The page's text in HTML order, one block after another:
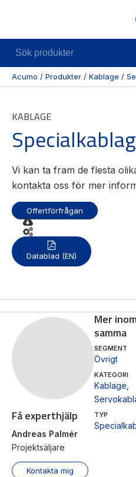
Se alla
kategorier
Se alla
produkter
Se alla
Vi hjälper gärna
till!
Offertförfrågan
/
Givare
Sök
produkter
Acumo / Produkter / Kablage /
KABLAGE
Vi kan ta fram de flesta
kontakta oss för mer
Offertförfrågan
Datablad (EN)
Få experthjälp
Andreas Palmér
Projektsäljare
Kontakta mig
Mer inom
samma
SEGMENT
Övrigt
KATEGORI
Kablage
TYP